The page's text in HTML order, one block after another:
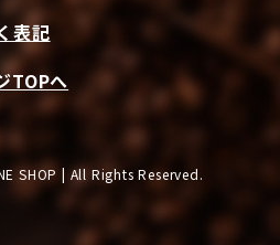
表記
TOPへ
SHOP | All Rights Reserved.